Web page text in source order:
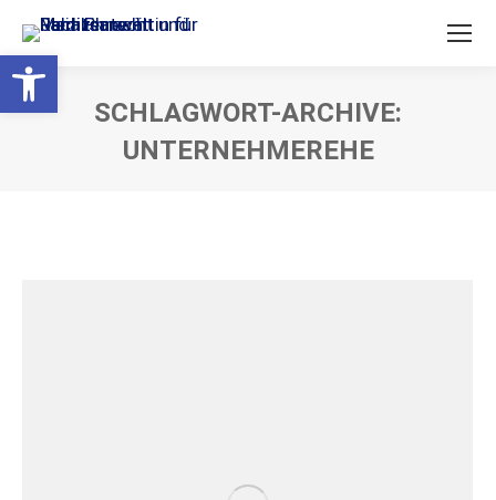
Open toolbar
SCHLAGWORT-ARCHIVE:
UNTERNEHMEREHE